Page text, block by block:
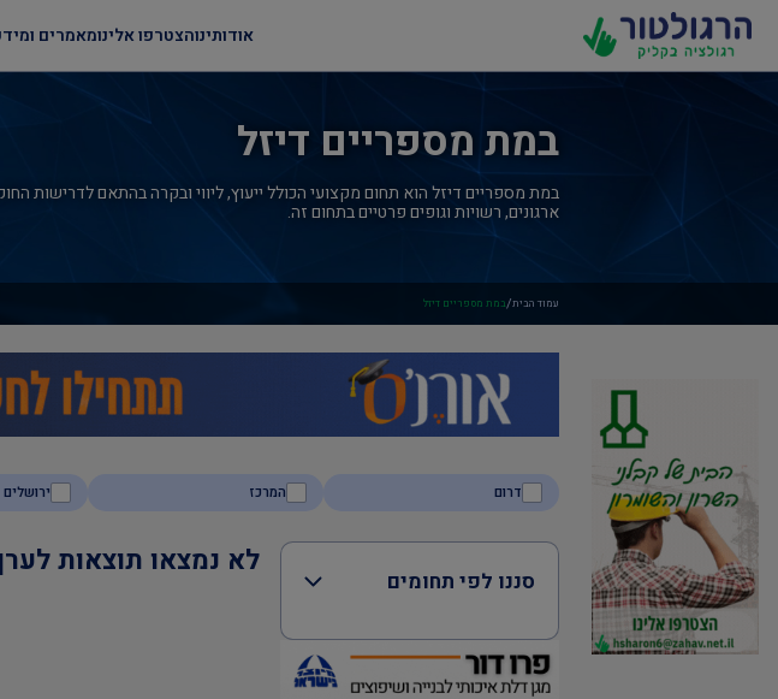
אודותינוהצטרפו אלינומאמרים
במת מספריים דיזל
במת מספריים דיזל הוא תחום מקצועי הכולל ייעוץ, ליווי ובקרה בהתאם לדרישות
ארגונים, רשויות וגופים פרטיים בתחום זה.
עמוד הבית/במת מספריים דיזל
דרום המרכז ירושלים
סננו לפי תחומים
לא נמצאו תוצאות